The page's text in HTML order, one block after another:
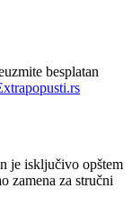
besplatan
je isključivo opštem
zamena za stručni